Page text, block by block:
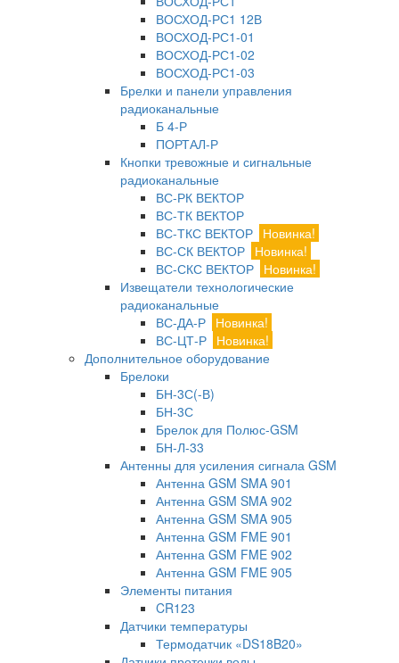
ВОСХОД-РС1 12В
ВОСХОД-РС1-01
ВОСХОД-РС1-02
ВОСХОД-РС1-03
Брелки и панели управления
радиоканальные
Б 4-Р
ПОРТАЛ-Р
Кнопки тревожные и сигнальные
радиоканальные
ВС-РК ВЕКТОР
ВС-ТК ВЕКТОР
ВС-ТКС ВЕКТОР Новинка!
ВС-СК ВЕКТОР Новинка!
ВС-СКС ВЕКТОР Новинка!
Извещатели технологические
радиоканальные
ВС-ДА-Р Новинка!
ВС-ЦТ-Р Новинка!
Дополнительное оборудование
Брелоки
БН-3С(-В)
БН-3С
Брелок для Полюс-GSM
БН-Л-33
Антенны для усиления сигнала GSM
Антенна GSM SMA 901
Антенна GSM SMA 902
Антенна GSM SMA 905
Антенна GSM FME 901
Антенна GSM FME 902
Антенна GSM FME 905
Элементы питания
CR123
Датчики температуры
Термодатчик «DS18B20»